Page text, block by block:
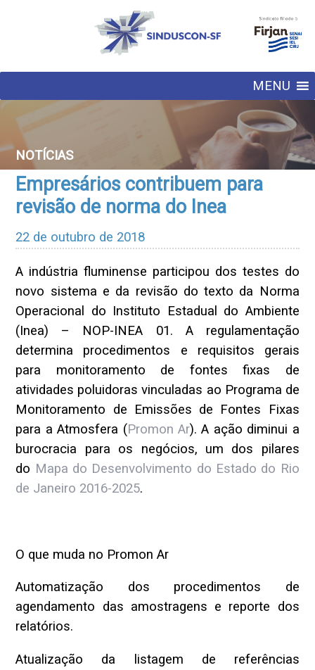
MENU
NOTÍCIAS
Empresários contribuem para
revisão de norma do Inea
22 de outubro de 2018
A indústria fluminense participou dos testes do
novo sistema e da revisão do texto da Norma
Operacional do Instituto Estadual do Ambiente
(Inea) – NOP-INEA 01. A regulamentação
determina procedimentos e requisitos gerais
para monitoramento de fontes fixas de
atividades poluidoras vinculadas ao Programa de
Monitoramento de Emissões de Fontes Fixas
para a Atmosfera (Promon Ar). A ação diminui a
burocracia para os negócios, um dos pilares
do Mapa do Desenvolvimento do Estado do Rio
de Janeiro 2016-2025.
O que muda no Promon Ar
Automatização dos procedimentos de
agendamento das amostragens e reporte dos
relatórios.
Atualização da listagem de referências